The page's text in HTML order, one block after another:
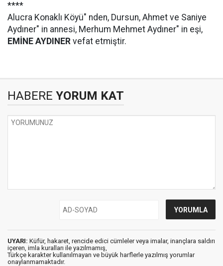
****
Alucra Konaklı Köyü" nden, Dursun, Ahmet ve Saniye
Aydıner" in annesi, Merhum Mehmet Aydıner" in eşi,
EMİNE AYDINER vefat etmiştir.
HABERE YORUM KAT
UYARI: Küfür, hakaret, rencide edici cümleler veya imalar, inançlara saldırı
içeren, imla kuralları ile yazılmamış,
Türkçe karakter kullanılmayan ve büyük harflerle yazılmış yorumlar
onaylanmamaktadır.